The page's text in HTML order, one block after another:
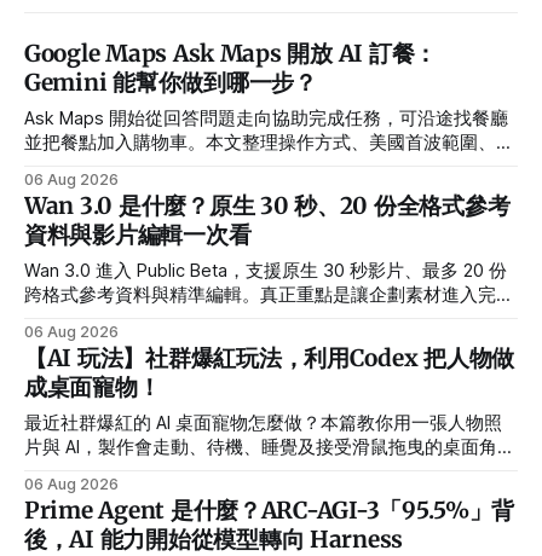
Google Maps Ask Maps 開放 AI 訂餐：
Gemini 能幫你做到哪一步？
Ask Maps 開始從回答問題走向協助完成任務，可沿途找餐廳
並把餐點加入購物車。本文整理操作方式、美國首波範圍、合
06 Aug 2026
Wan 3.0 是什麼？原生 30 秒、20 份全格式參考
資料與影片編輯一次看
Wan 3.0 進入 Public Beta，支援原生 30 秒影片、最多 20 份
跨格式參考資料與精準編輯。真正重點是讓企劃素材進入完整
06 Aug 2026
【AI 玩法】社群爆紅玩法，利用Codex 把人物做
成桌面寵物！
最近社群爆紅的 AI 桌面寵物怎麼做？本篇教你用一張人物照
片與 AI，製作會走動、待機、睡覺及接受滑鼠拖曳的桌面角
06 Aug 2026
Prime Agent 是什麼？ARC-AGI-3「95.5%」背
後，AI 能力開始從模型轉向 Harness